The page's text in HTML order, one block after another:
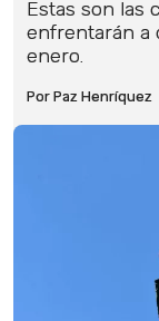
Estas son las
enfrentarán a
enero.
Por Paz Henríquez